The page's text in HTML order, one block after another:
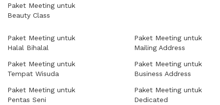
Paket Meeting untuk
Beauty Class
Paket Meeting untuk
Halal Bihalal
Paket Meeting untuk
Tempat Wisuda
Paket Meeting untuk
Pentas Seni
Paket Meeting untuk
Mailing Address
Paket Meeting untuk
Business Address
Paket Meeting untuk
Dedicated